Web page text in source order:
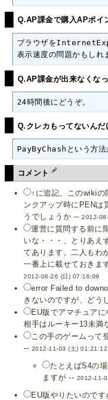
Q.AP課金で購入APポイ
ブラウザを
表示速度の問題かもしれ
Q.AP課金が出来なくな
24時間後にどうぞ。
Q.クレカもってないんだ
PayByChashという方法
コメント
↑に追記、このwikiの
ンクアップ時にPENは
うでしょうか --2012-
運営に質問する前に
いな・・・、とりあえ
てあります。二人もわ
一番上に載せておきま
2012-08-26 (日) 07:16:09
error Failed to
きないのですが、どう
EU版でアマチュア
相手はルーキー13未満
この手のゲームって
-- 2012-11-03 (土) 01:21:12
たとえばS4の
ますが -- 2012-11-
EU版やりたいので